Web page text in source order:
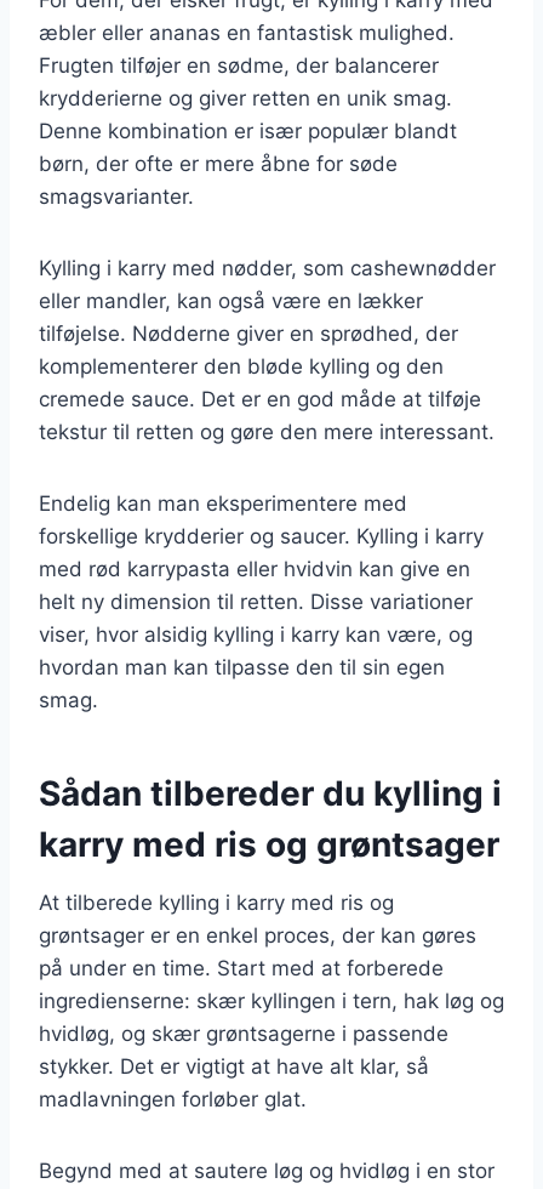
æbler eller ananas en fantastisk mulighed.
Frugten tilføjer en sødme, der balancerer
krydderierne og giver retten en unik smag.
Denne kombination er især populær blandt
børn, der ofte er mere åbne for søde
smagsvarianter.
Kylling i karry med nødder, som cashewnødder
eller mandler, kan også være en lækker
tilføjelse. Nødderne giver en sprødhed, der
komplementerer den bløde kylling og den
cremede sauce. Det er en god måde at tilføje
tekstur til retten og gøre den mere interessant.
Endelig kan man eksperimentere med
forskellige krydderier og saucer. Kylling i karry
med rød karrypasta eller hvidvin kan give en
helt ny dimension til retten. Disse variationer
viser, hvor alsidig kylling i karry kan være, og
hvordan man kan tilpasse den til sin egen
smag.
Sådan tilbereder du kylling i
karry med ris og grøntsager
At tilberede kylling i karry med ris og
grøntsager er en enkel proces, der kan gøres
på under en time. Start med at forberede
ingredienserne: skær kyllingen i tern, hak løg og
hvidløg, og skær grøntsagerne i passende
stykker. Det er vigtigt at have alt klar, så
madlavningen forløber glat.
Begynd med at sautere løg og hvidløg i en stor